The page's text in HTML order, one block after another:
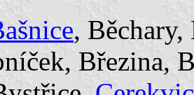
,
Březina,